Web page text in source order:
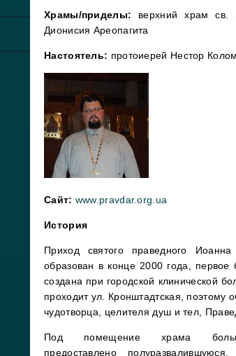
Храмы/приделы: верхний храм св.
Дионисия Ареопагита
Настоятель: протоиерей Нестор
Сайт: www.pravdar.org.ua
История
Приход святого праведного
образован в конце 2000 года,
создана при городской клинической
проходит ул. Кронштадтская, поэтому
чудотворца, целителя душ и тел,
Под помещение храма
предоставлено